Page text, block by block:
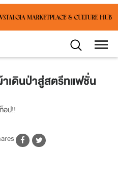
าเดินป่าสู่สตรีทแฟชั่น
อป!!